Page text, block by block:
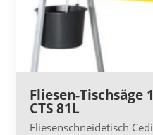
Fliesen-Tischsäge
CTS 81L
Fliesenschneidetisch